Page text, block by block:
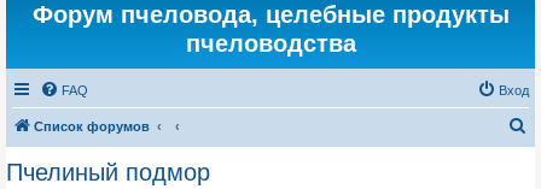
Форум пчеловода, целебные продукты
пчеловодства
FAQ Вход
Список форумов
Пчелиный подмор